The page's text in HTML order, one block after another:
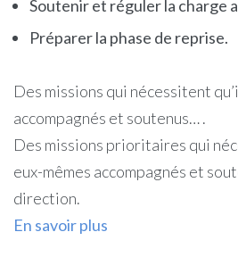
Soutenir et réguler la charge
Préparer la phase de reprise.
Des missions qui nécessitent
accompagnés et soutenus… .
Des missions prioritaires qui
eux-mêmes accompagnés et
direction.
En savoir plus